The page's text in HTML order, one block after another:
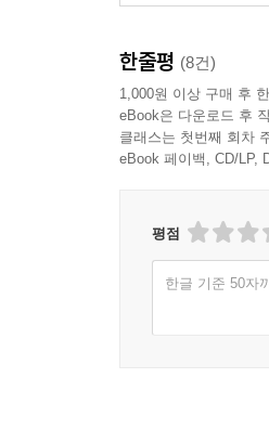
한줄평 (8건)
1,000원 이상 구매 후
eBook은 다운로드 후
클래스는 첫번째 회차
eBook 페이백, CD/LP,
평점
한글 기준 50자